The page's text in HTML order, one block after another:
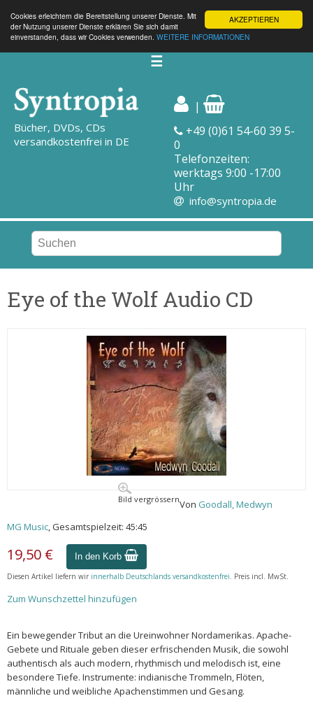
AKZEPTIEREN
Cookies erleichtern die Bereitstellung unserer Dienste. Mit
der Nutzung unserer Dienste erklären Sie sich damit
einverstanden, dass wir Cookies verwenden. WEITERE INFORMATIONEN
☰
Bücher, DVDs, CDs
versandkostenfrei in DE
|
+49 (0)61 54-60 39 5-
0
Telefonzeiten:
werktags 9:00 -17:00
Uhr
info@syntropia.de
Eye of the Wolf Audio CD
Bild vergrössernVon Goodall, Medwyn
MG Music, Gesamtspielzeit: 45:45
19,50 € In den Korb
Diesen Artikel liefern wir innerhalb Deutschlands versandkostenfrei. Preis incl. MwSt.
Zum Wunschzettel hinzufügen
Ein bewegender Tribut an die Ureinwohner Nordamerikas. Apache-
Gebete und Rituale geben dieser erfrischenden Musik, die sowohl
authentisch als auch modern, rhythmisch und melodisch ist, eine
besondere Tiefe. Instrumente: indianische Trommeln, Flöten,
männliche und weibliche Apachenstimmen und Gesang.